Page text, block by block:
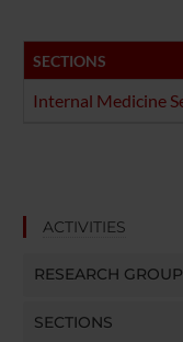
SECTIONS
Internal Medicine
ACTIVITIES
RESEARCH
SECTIONS